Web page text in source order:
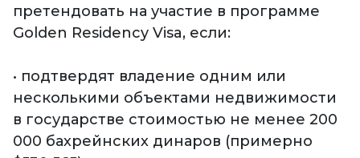
претендовать на участие в программе
Golden Residency Visa, если:
• подтвердят владение одним или
несколькими объектами недвижимости
в государстве стоимостью не менее 200
000 бахрейнских динаров (примерно